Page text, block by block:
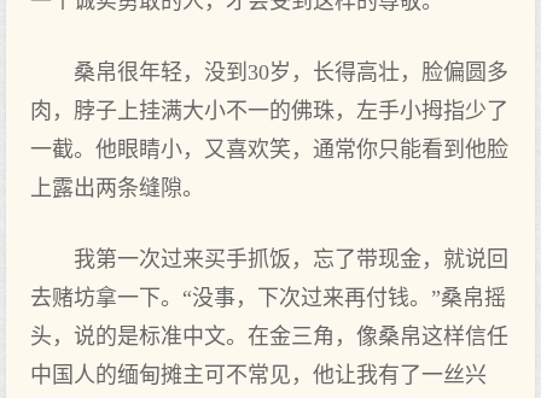
桑帛很年轻，没到30岁，长得高壮，脸偏圆多
肉，脖子上挂满大小不一的佛珠，左手小拇指少了
一截。他眼睛小，又喜欢笑，通常你只能看到他脸
上露出两条缝隙。
我第一次过来买手抓饭，忘了带现金，就说回
去赌坊拿一下。“没事，下次过来再付钱。”桑帛摇
头，说的是标准中文。在金三角，像桑帛这样信任
中国人的缅甸摊主可不常见，他让我有了一丝兴